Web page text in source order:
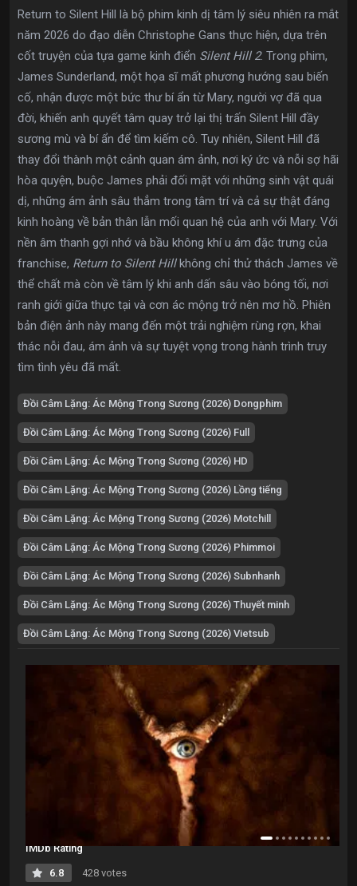
Return to Silent Hill là bộ phim kinh dị tâm lý siêu nhiên ra mắt
năm 2026 do đạo diễn Christophe Gans thực hiện, dựa trên
cốt truyện của tựa game kinh điển Silent Hill 2. Trong phim,
James Sunderland, một họa sĩ mất phương hướng sau biến
cố, nhận được một bức thư bí ẩn từ Mary, người vợ đã qua
đời, khiến anh quyết tâm quay trở lại thị trấn Silent Hill đầy
sương mù và bí ẩn để tìm kiếm cô. Tuy nhiên, Silent Hill đã
thay đổi thành một cảnh quan ám ảnh, nơi ký ức và nỗi sợ hãi
hòa quyện, buộc James phải đối mặt với những sinh vật quái
dị, những ám ảnh sâu thẳm trong tâm trí và cả sự thật đáng
kinh hoàng về bản thân lẫn mối quan hệ của anh với Mary. Với
nền âm thanh gợi nhớ và bầu không khí u ám đặc trưng của
franchise, Return to Silent Hillkhông chỉ thử thách James về
thể chất mà còn về tâm lý khi anh dấn sâu vào bóng tối, nơi
ranh giới giữa thực tại và cơn ác mộng trở nên mơ hồ. Phiên
bản điện ảnh này mang đến một trải nghiệm rùng rợn, khai
thác nỗi đau, ám ảnh và sự tuyệt vọng trong hành trình truy
tìm tình yêu đã mất.
Đồi Câm Lặng: Ác Mộng Trong Sương (2026) Dongphim
Đồi Câm Lặng: Ác Mộng Trong Sương (2026) Full
Đồi Câm Lặng: Ác Mộng Trong Sương (2026) HD
Đồi Câm Lặng: Ác Mộng Trong Sương (2026) Lồng tiếng
Đồi Câm Lặng: Ác Mộng Trong Sương (2026) Motchill
Đồi Câm Lặng: Ác Mộng Trong Sương (2026) Phimmoi
Đồi Câm Lặng: Ác Mộng Trong Sương (2026) Subnhanh
Đồi Câm Lặng: Ác Mộng Trong Sương (2026) Thuyết minh
Đồi Câm Lặng: Ác Mộng Trong Sương (2026) Vietsub
IMDb Rating
6.8 428 votes